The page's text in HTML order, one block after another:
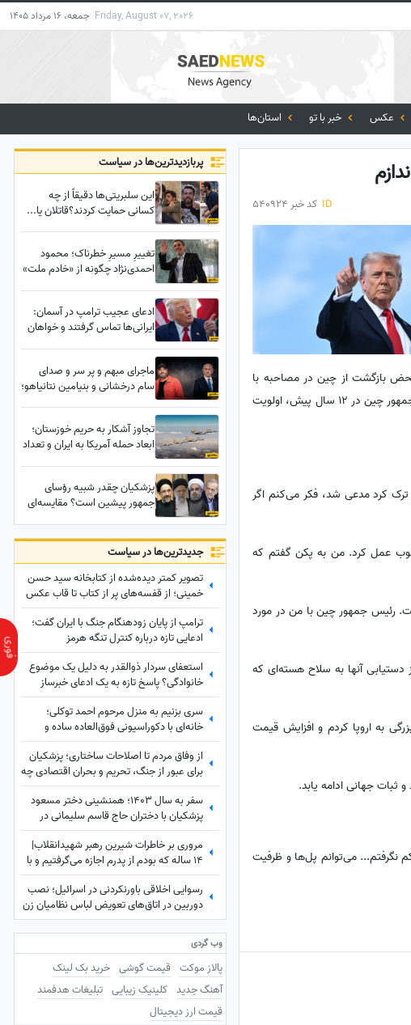
Friday, August 07, 2026 جمعه، 16 مرداد 1405
عکس خبر با تو استان‌ها
ID کد خبر 540924
بازگشت از چین در مصاحبه با
فاکس نیوز اظهارات تندی درباره تایوان مطرح کرد و گفت، مسئله تایوان از زمان اولین ملاقات من با رئیس جمهور چین در 12 سال پیش، اولویت
کرد مدعی شد، فکر می‌کنم اگر
خوب عمل کرد. من به پکن گفتم که
به تنگه هرمز متکی است. رئیس جمهور چین با من در مورد
کرد، من آماده بودم قیمت نفت را تا 200 دلار بپذیرم تا از دستیابی آنها به سلاح هسته‌ای که
به اروپا کردم و افزایش قیمت
ثبات جهانی ادامه یابد.
نگرفتم... می‌توانم پل‌ها و ظرفیت
پربازدید‌ترین‌ها در سیاست
این سلبریتی‌ها دقیقاً از چه
کسانی حمایت کردند؟قاتلان یا...
تغییرِ مسیرِ خطرناک؛ محمود
احمدی‌نژاد چگونه از «خادم ملت»
ادعای عجیب ترامپ در آسمان:
ایرانی‌ها تماس گرفتند و خواهان
ماجرای مبهم و پر سر و صدای
سام درخشانی و بنیامین نتانیاهو؛
تجاوز آشکار به حریم خوزستان؛
ابعاد حمله آمریکا به ایران و تعداد
پزشکیان چقدر شبیه رؤسای
جمهور پیشین است؟ مقایسه‌ای
جدید‌ترین‌ها در سیاست
تصویر کمتر دیده‌شده از کتابخانه سید حسن
خمینی؛ از قفسه‌های پر از کتاب تا قاب عکس
رهبر شهید
ترامپ از پایان زودهنگام جنگ با ایران گفت؛
ادعایی تازه درباره کنترل تنگه هرمز
استعفای سردار ذوالقدر به دلیل یک موضوع
خانوادگی؟ پاسخ تازه به یک ادعای خبرساز
سری بزنیم به منزل مرحوم احمد توکلی؛
خانه‌ای با دکوراسیونی فوق‌العاده ساده و
مبلمانی قدیمی آراسته به گل و گیاه و
شلف‌های دیواری پر از پتوس و گل
گندمی+عکس
از وفاق مردم تا اصلاحات ساختاری؛ پزشکیان
برای عبور از جنگ، تحریم و بحران اقتصادی چه
برنامه‌ای دارد؟
سفر به سال 1403؛ همنشینی دختر مسعود
پزشکیان با دختران حاج قاسم سلیمانی در
مراسم تنفیذ ریاست جمهوری+عکس
مروری بر خاطرات شیرین رهبر شهیدانقلاب|
14 ساله که بودم از پدرم اجازه می‌گرفتیم و با
برادرم به ییلاق می‌رفتیم شب خسته
برمی‌گشتیم و می‌خوابیدیم، پدرم ما را ...
رسوایی اخلاقی باورنکردنی در اسرائیل؛ نصب
دوربین در اتاق‌های تعویض لباس نظامیان زن
و سرویس‌های بهداشتی آنان!
وب گردی
پالاز موکت قیمت گوشی خرید بک لینک
آهنگ جدید کلینیک زیبایی تبلیغات هدفمند
قیمت ارز دیجیتال